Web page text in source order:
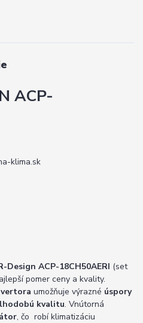
ACP-
Design ACP-18CH50AERI (set
pomer ceny a kvality.
umožňuje výrazné úspory
kvalitu. Vnútorná
, čo robí klimatizáciu